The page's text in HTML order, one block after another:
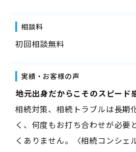
相談料
初回相談無料
実績・お客様の声
――地元出身だからこそのスピード
相続対策、相続トラブルは長期
く、何度もお打ち合わせが必要
くありません。〈相続コンシェ